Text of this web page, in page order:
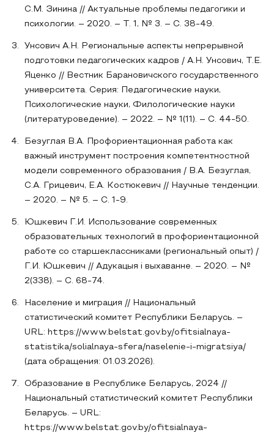
С.М. Зинина // Актуальные проблемы педагогики и
психологии. – 2020. – Т. 1, № 3. – С. 38-49.
Унсович А.Н. Региональные аспекты непрерывной
подготовки педагогических кадров / А.Н. Унсович, Т.Е.
Яценко // Вестник Барановичского государственного
университета. Серия: Педагогические науки,
Психологические науки, Филологические науки
(литературоведение). – 2022. – № 1(11). – С. 44-50.
Безуглая В.А. Профориентационная работа как
важный инструмент построения компетентностной
модели современного образования / В.А. Безуглая,
С.А. Грицевич, Е.А. Костюкевич // Научные тенденции.
– 2020. – № 5. – С. 1-9.
Юшкевич Г.И. Использование современных
образовательных технологий в профориентационной
работе со старшеклассниками (региональный опыт) /
Г.И. Юшкевич // Адукацыя і выхаванне. – 2020. – №
2(338). – С. 68-74.
Население и миграция // Национальный
статистический комитет Республики Беларусь. –
URL: https://www.belstat.gov.by/ofitsialnaya-
statistika/solialnaya-sfera/naselenie-i-migratsiya/
(дата обращения: 01.03.2026).
Образование в Республике Беларусь, 2024 //
Национальный статистический комитет Республики
Беларусь. – URL:
https://www.belstat.gov.by/ofitsialnaya-